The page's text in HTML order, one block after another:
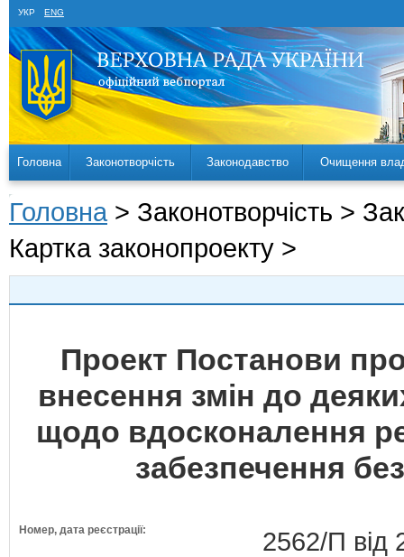
УКР ENG
Головна Законотворчість Законодавство Очищення
Головна > Законотворчість >
Картка законопроекту >
Проект Постанови
внесення змін до
щодо вдосконалення
забезпечення
Номер, дата реєстрації: 2562/П від